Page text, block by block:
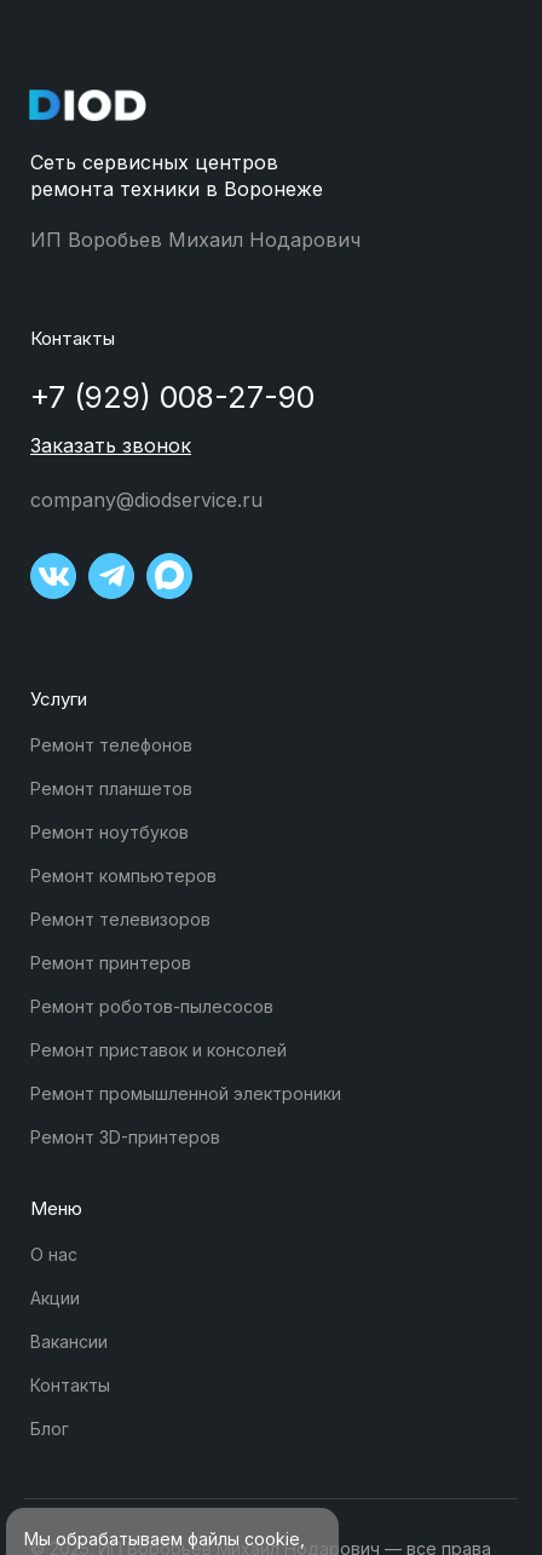
Сеть сервисных центров
ремонта техники в Воронеже
ИП Воробьев Михаил Нодарович
Контакты
+7 (929) 008-27-90
Заказать звонок
company@diodservice.ru
Услуги
Ремонт телефонов
Ремонт планшетов
Ремонт ноутбуков
Ремонт компьютеров
Ремонт телевизоров
Ремонт принтеров
Ремонт роботов-пылесосов
Ремонт приставок и консолей
Ремонт промышленной электроники
Ремонт 3D-принтеров
Меню
О нас
Акции
Вакансии
Контакты
Блог
© 2025. ИП Воробьев Михаил Нодарович — все права
Мы обрабатываем файлы cookie,